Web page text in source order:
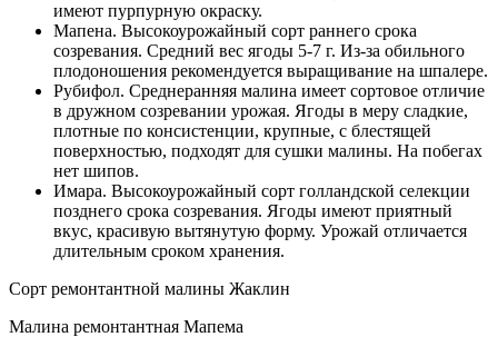
имеют пурпурную окраску.
Мапена. Высокоурожайный сорт раннего срока
созревания. Средний вес ягоды 5-7 г. Из-за обильного
плодоношения рекомендуется выращивание на шпалере.
Рубифол. Среднеранняя малина имеет сортовое отличие
в дружном созревании урожая. Ягоды в меру сладкие,
плотные по консистенции, крупные, с блестящей
поверхностью, подходят для сушки малины. На побегах
нет шипов.
Имара. Высокоурожайный сорт голландской селекции
позднего срока созревания. Ягоды имеют приятный
вкус, красивую вытянутую форму. Урожай отличается
длительным сроком хранения.
Сорт ремонтантной малины Жаклин
Малина ремонтантная Мапема